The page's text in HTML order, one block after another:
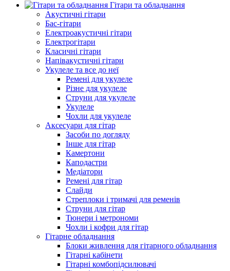
Гітари та обладнання
Акустичні гітари
Бас-гітари
Електроакустичні гітари
Електрогітари
Класичні гітари
Напівакустичні гітари
Укулеле та все до неї
Ремені для укулеле
Різне для укулеле
Струни для укулеле
Укулеле
Чохли для укулеле
Аксесуари для гітар
Засоби по догляду
Інше для гітар
Камертони
Каподастри
Медіатори
Ремені для гітар
Слайди
Стреплоки і тримачі для ременів
Струни для гітар
Тюнери і метрономи
Чохли і кофри для гітар
Гітарне обладнання
Блоки живлення для гітарного обладнання
Гітарні кабінети
Гітарні комбопідсилювачі